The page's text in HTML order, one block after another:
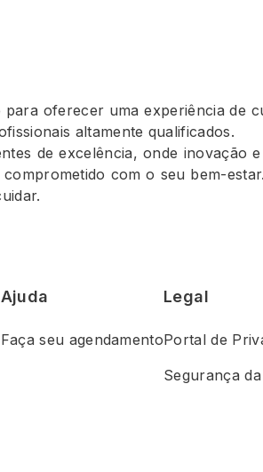
oferecer uma experiência de
altamente qualificados.
de excelência, onde inovação
com o seu bem-estar.
Ajuda
Faça seu agendamento
Legal
Portal de
Segurança